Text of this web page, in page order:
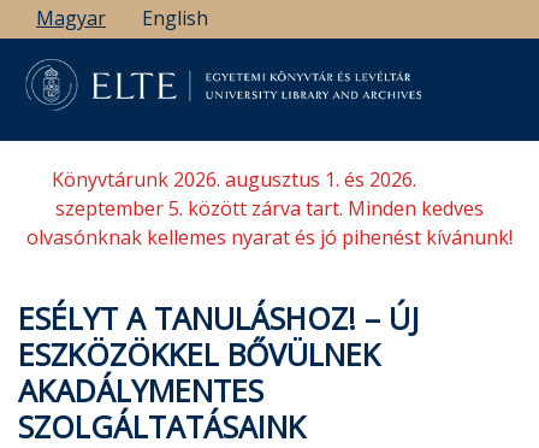
Ugrás
a
tartalomra
Magyar English
Könyvtárunk 2026. augusztus 1. és 2026.
szeptember 5. között zárva tart. Minden kedves
olvasónknak kellemes nyarat és jó pihenést kívánunk!
ESÉLYT A TANULÁSHOZ! – ÚJ
ESZKÖZÖKKEL BŐVÜLNEK
AKADÁLYMENTES
SZOLGÁLTATÁSAINK